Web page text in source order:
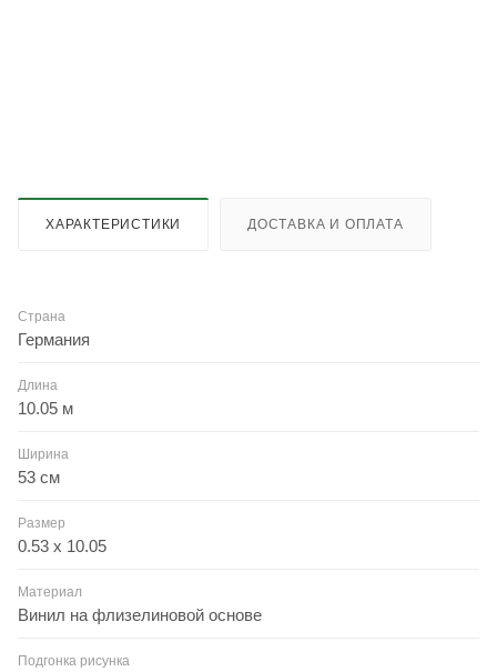
ХАРАКТЕРИСТИКИ ДОСТАВКА И ОПЛАТА
Страна
Германия
Длина
10.05 м
Ширина
53 см
Размер
0.53 x 10.05
Материал
Винил на флизелиновой основе
Подгонка рисунка